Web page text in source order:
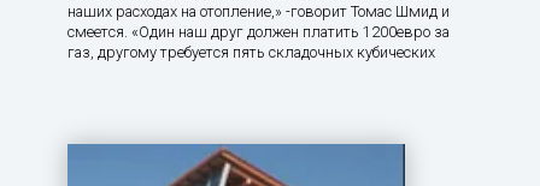
наших расходах на отопление,» -говорит Томас Шмид и
смеется. «Один наш друг должен платить 1200евро за
газ, другому требуется пять складочных кубических